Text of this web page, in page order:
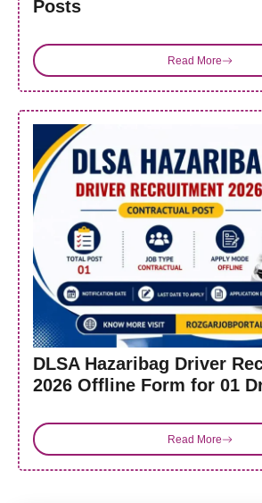
Posts
Read More
DLSA Hazaribag Driver
2026 Offline Form for 01
Read More